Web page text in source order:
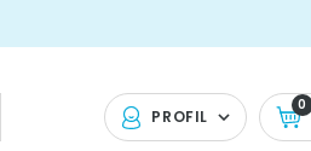
PROFIL
0